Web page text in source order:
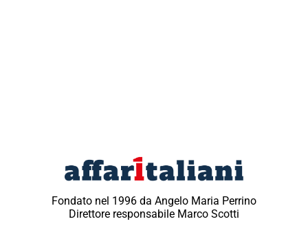
Fondato nel 1996 da Angelo Maria Perrino
Direttore responsabile Marco Scotti